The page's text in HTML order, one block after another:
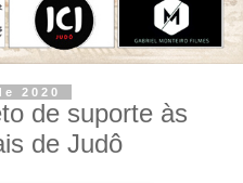
2020
de suporte às
de Judô